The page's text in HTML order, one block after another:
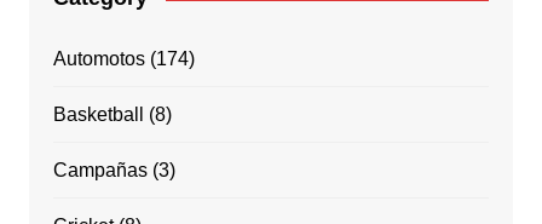
Automotos(174)
Basketball (8)
Campañas(3)